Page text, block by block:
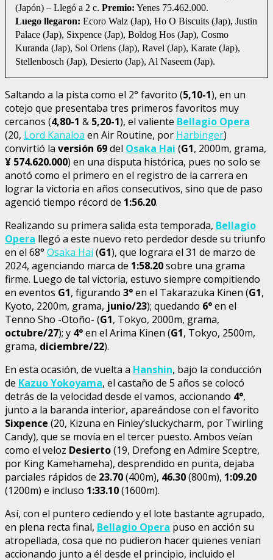
(Japón) – Llegó a 2 c. Premio: Yenes 75.462.000.
Luego llegaron: Ecoro Walz (Jap), Ho O Biscuits (Jap), Justin
Palace (Jap), Sixpence (Jap), Boldog Hos (Jap), Cosmo
Kuranda (Jap), Sol Oriens (Jap), Ravel (Jap), Karate (Jap),
Stellenbosch (Jap), Desierto (Jap), Al Naseem (Jap).
Saltando a la pista como el 2° favorito (5,10-1), en un
cotejo que presentaba tres primeros favoritos muy
cercanos (4,80-1 & 5,20-1), el valiente Bellagio Opera
(20, Lord Kanaloa en Air Routine, por Harbinger)
convirtió la versión 69del Osaka Hai (G1, 2000m, grama,
¥ 574.620.000) en una disputa histórica, pues no solo se
anotó como el primero en el registro de la carrera en
lograr la victoria en años consecutivos, sino que de paso
agenció tiempo récord de 1:56.20.
Realizando su primera salida esta temporada, Bellagio
Opera llegó a este nuevo reto perdedor desde su triunfo
en el 68° Osaka Hai (G1), que lograra el 31 de marzo de
2024, agenciando marca de 1:58.20sobre una grama
firme. Luego de tal victoria, estuvo siempre compitiendo
en eventos G1, figurando 3°en el Takarazuka Kinen (G1,
Kyoto, 2200m, grama, junio/23); quedando 6°en el
Tenno Sho -Otoño- (G1, Tokyo, 2000m, grama,
octubre/27); y 4°en el Arima Kinen (G1, Tokyo, 2500m,
grama, diciembre/22).
En esta ocasión, de vuelta a Hanshin, bajo la conducción
de Kazuo Yokoyama, el castaño de 5 años se colocó
detrás de la velocidad desde el vamos, accionando 4°,
junto a la baranda interior, apareándose con el favorito
Sixpence (20, Kizuna en Finley’sluckycharm, por Twirling
Candy), que se movía en el tercer puesto. Ambos veían
como el veloz Desierto(19, Drefong en Admire Sceptre,
por King Kamehameha), desprendido en punta, dejaba
parciales rápidos de 23.70(400m), 46.30(800m), 1:09.20
(1200m) e incluso 1:33.10(1600m).
Así, con el puntero cediendo y el lote bastante agrupado,
en plena recta final, Bellagio Opera puso en acción su
atropellada, cosa que no pudieron hacer quienes venían
accionando junto a él desde el principio, incluido el